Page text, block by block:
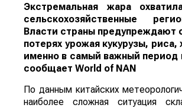
Экстремальная жара
сельскохозяйственные
Власти страны предупреждают
потерях урожая кукурузы, риса,
именно в самый важный период
сообщает World of NAN
По данным китайских
наиболее сложная ситуация